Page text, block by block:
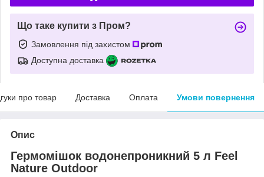
Що таке купити з Пром?
Замовлення під захистом
Доступна доставка
про товар Доставка Оплата Умови повернення
Опис
Гермомішок водонепроникний 5 л Feel
Nature Outdoor